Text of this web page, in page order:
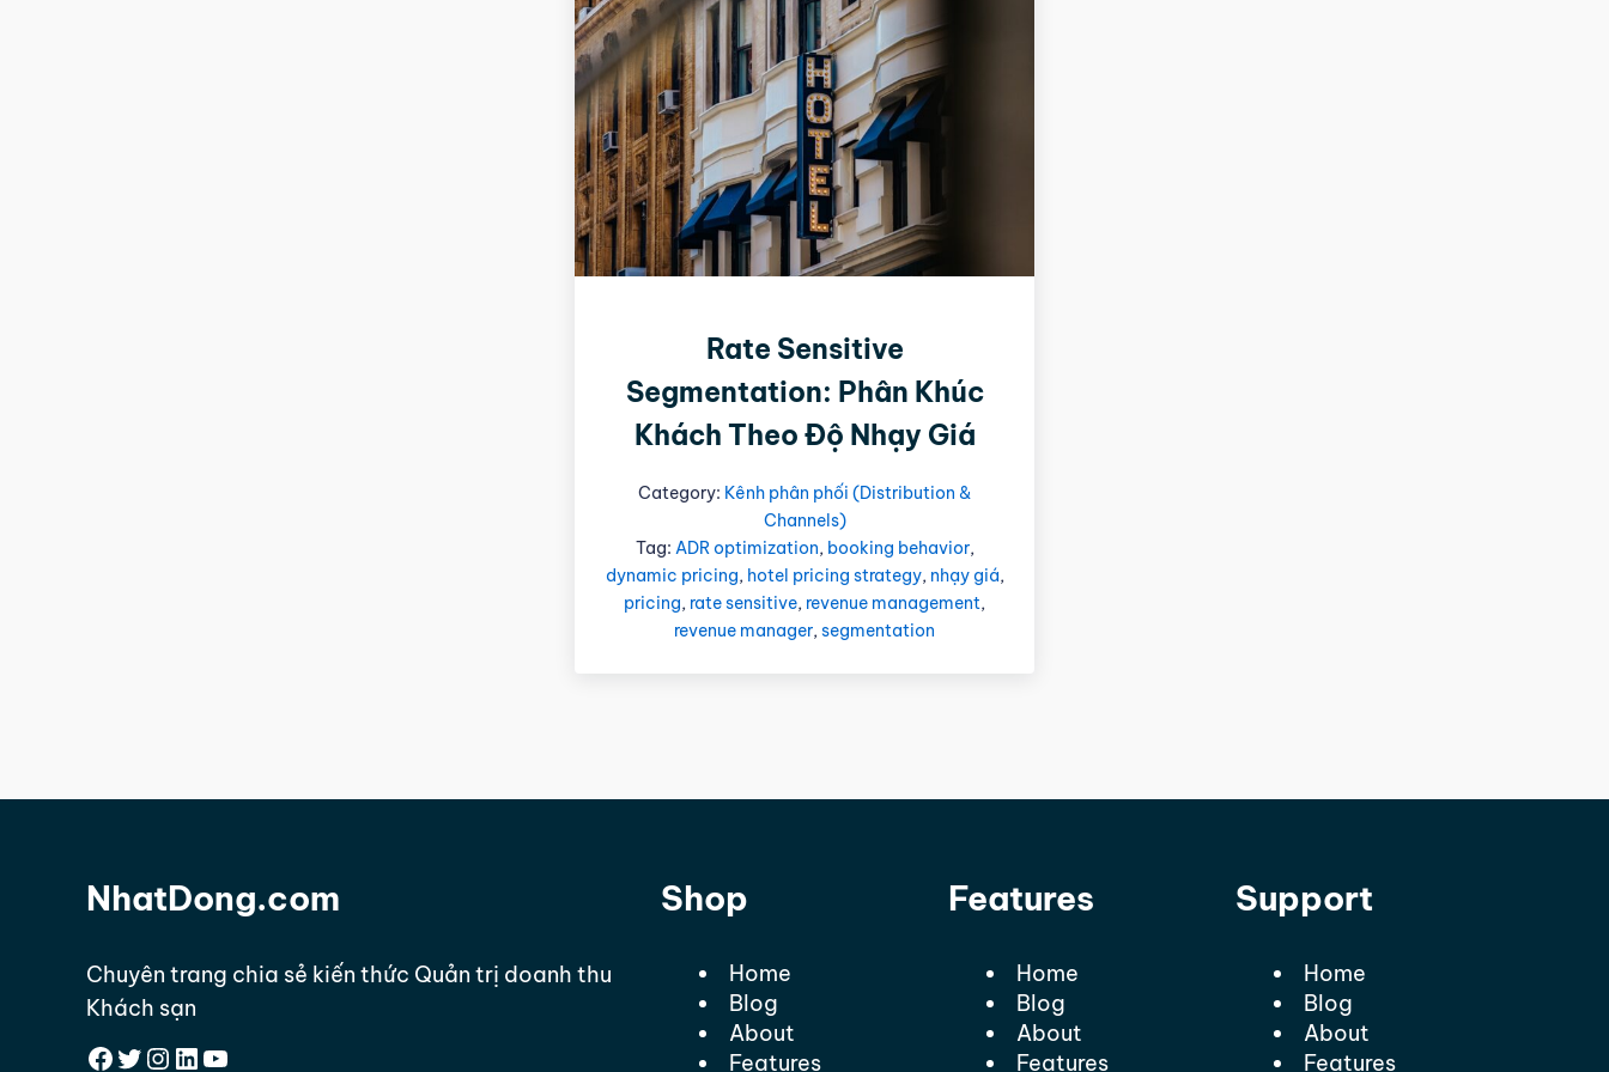
Rate Sensitive
Segmentation: Phân Khúc
Khách Theo Độ Nhạy Giá
Category: Kênh phân phối (Distribution &
Channels)
Tag: ADR optimization, booking behavior,
dynamic pricing, hotel pricing strategy, nhạy giá,
pricing, rate sensitive, revenue management,
revenue manager, segmentation
NhatDong.com
Chuyên trang chia sẻ kiến thức Quản trị doanh thu
Khách sạn
Facebook
Twitter
Instagram
LinkedIn
YouTube
Shop
Home
Blog
About
Features
Features
Home
Blog
About
Features
Support
Home
Blog
About
Features